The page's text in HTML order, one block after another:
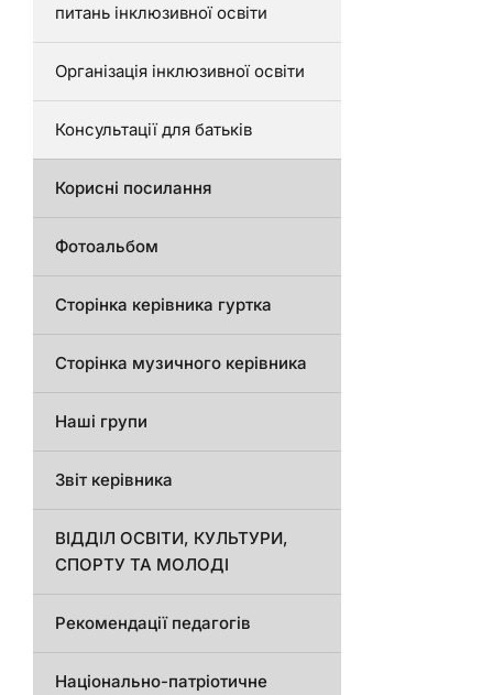
питань інклюзивної освіти
Організація інклюзивної освіти
Консультації для батьків
Корисні посилання
Фотоальбом
Сторінка керівника гуртка
Сторінка музичного керівника
Наші групи
Звіт керівника
ВІДДІЛ ОСВІТИ, КУЛЬТУРИ,
СПОРТУ ТА МОЛОДІ
Рекомендації педагогів
Національно-патріотичне